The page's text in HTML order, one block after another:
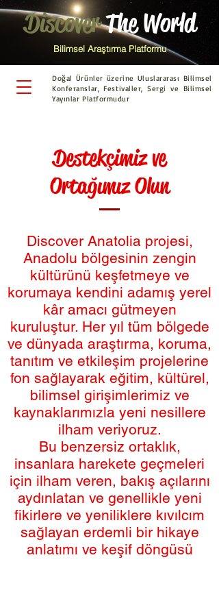
DiscoverThe World
Bilimsel Araştırma Platformu
Doğal Ürünler üzerine Uluslararası Bilimsel
Konferanslar, Festivaller, Sergi ve Bilimsel
Yayınlar Platformudur
Destekçimiz ve
Ortağımız Olun
Discover Anatolia projesi,
Anadolu bölgesinin zengin
kültürünü keşfetmeye ve
korumaya kendini adamış yerel
kâr amacı gütmeyen
kuruluştur. Her yıl tüm bölgede
ve dünyada araştırma, koruma,
tanıtım ve etkileşim projelerine
fon sağlayarak eğitim, kültürel,
bilimsel girişimlerimiz ve
kaynaklarımızla yeni nesillere
ilham veriyoruz.
Bu benzersiz ortaklık,
insanlara harekete geçmeleri
için ilham veren, bakış açılarını
aydınlatan ve genellikle yeni
fikirlere ve yeniliklere kıvılcım
sağlayan erdemli bir hikaye
anlatımı ve keşif döngüsü